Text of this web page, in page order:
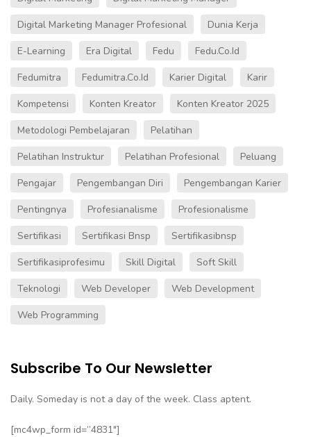
Digital Marketing Manager Profesional
Dunia Kerja
E-Learning
Era Digital Fedu
Fedu.co.id
Fedumitra
Fedumitra.co.id Karier Digital
Karir
Kompetensi
Konten Kreator
Konten Kreator 2025
Metodologi Pembelajaran
Pelatihan
Pelatihan Instruktur
Pelatihan Profesional
Peluang
Pengajar
Pengembangan Diri
Pengembangan Karier
Pentingnya
Profesianalisme
Profesionalisme
Sertifikasi
Sertifikasi Bnsp
Sertifikasibnsp
Sertifikasiprofesimu
Skill Digital
Soft Skill
Teknologi
Web Developer
Web Development
Web Programming
Subscribe To Our Newsletter
Daily. Someday is not a day of the week. Class aptent.
[mc4wp_form id=”4831″]